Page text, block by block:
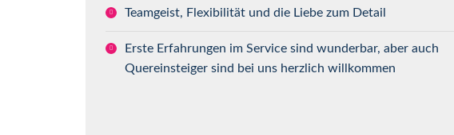
Teamgeist, Flexibilität und die Liebe zum Detail
Erste Erfahrungen im Service sind wunderbar, aber auch
Quereinsteiger sind bei uns herzlich willkommen